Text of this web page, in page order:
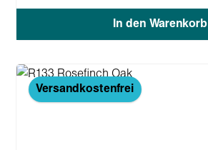
In den Warenkorb
Versandkostenfrei